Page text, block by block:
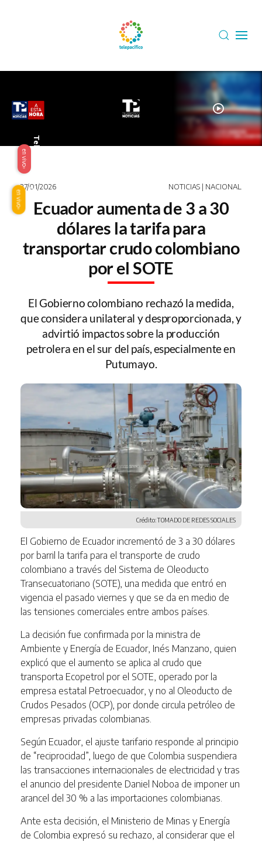
play_circle
27/01/2026 NOTICIAS | NACIONAL
Ecuador aumenta de 3 a 30
dólares la tarifa para
transportar crudo colombiano
por el SOTE
El Gobierno colombiano rechazó la medida,
que considera unilateral y desproporcionada, y
advirtió impactos sobre la producción
petrolera en el sur del país, especialmente en
Putumayo.
Crédito: TOMADO DE REDES SOCIALES
El Gobierno de Ecuador incrementó de 3 a 30 dólares
por barril la tarifa para el transporte de crudo
colombiano a través del Sistema de Oleoducto
Transecuatoriano (SOTE), una medida que entró en
vigencia el pasado viernes y que se da en medio de
las tensiones comerciales entre ambos países.
La decisión fue confirmada por la ministra de
Ambiente y Energía de Ecuador, Inés Manzano, quien
explicó que el aumento se aplica al crudo que
transporta Ecopetrol por el SOTE, operado por la
empresa estatal Petroecuador, y no al Oleoducto de
Crudos Pesados (OCP), por donde circula petróleo de
empresas privadas colombianas.
Según Ecuador, el ajuste tarifario responde al principio
de “reciprocidad”, luego de que Colombia suspendiera
las transacciones internacionales de electricidad y tras
el anuncio del presidente Daniel Noboa de imponer un
arancel del 30 % a las importaciones colombianas.
Ante esta decisión, el Ministerio de Minas y Energía
de Colombia expresó su rechazo, al considerar que el
Telepacífico
en vivo
Origen
en vivo